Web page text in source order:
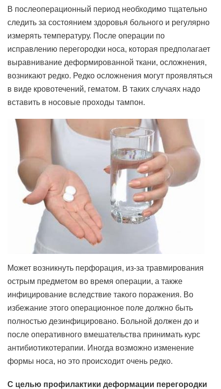
В послеоперационный период необходимо тщательно
следить за состоянием здоровья больного и регулярно
измерять температуру. После операции по
исправлению перегородки носа, которая предполагает
выравнивание деформированной ткани, осложнения,
возникают редко. Редко осложнения могут проявляться
в виде кровотечений, гематом. В таких случаях надо
вставить в носовые проходы тампон.
Может возникнуть перфорация, из-за травмирования
острым предметом во время операции, а также
инфицирование вследствие такого поражения. Во
избежание этого операционное поле должно быть
полностью дезинфицировано. Больной должен до и
после оперативного вмешательства принимать курс
антибиотикотерапии. Иногда возможно изменение
формы носа, но это происходит очень редко.
С целью профилактики деформации перегородки